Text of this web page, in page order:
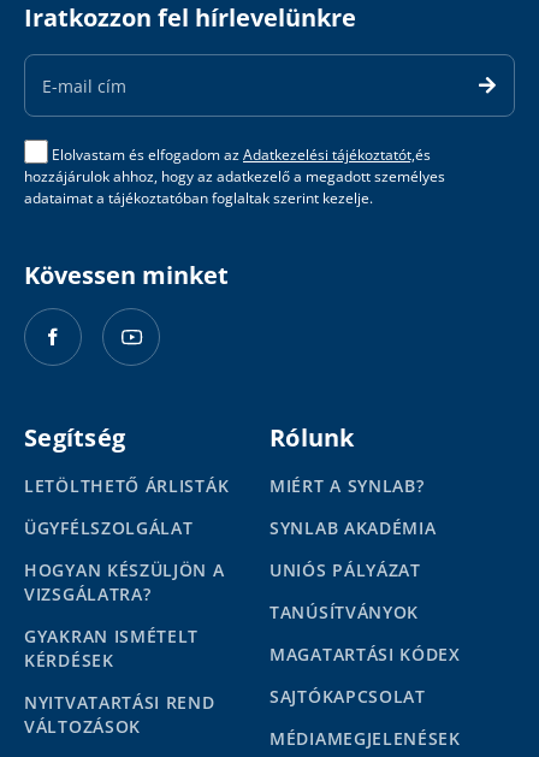
Iratkozzon fel hírlevelünkre
Email
Address
Elolvastam és elfogadom azAdatkezelési tájékoztatót,és
hozzájárulok ahhoz, hogy az adatkezelő a megadott személyes
adataimat a tájékoztatóban foglaltak szerint kezelje.
Kövessen minket
Segítség
LETÖLTHETŐ ÁRLISTÁK
ÜGYFÉLSZOLGÁLAT
HOGYAN KÉSZÜLJÖN A
VIZSGÁLATRA?
GYAKRAN ISMÉTELT
KÉRDÉSEK
NYITVATARTÁSI REND
VÁLTOZÁSOK
Rólunk
MIÉRT A SYNLAB?
SYNLAB AKADÉMIA
UNIÓS PÁLYÁZAT
TANÚSÍTVÁNYOK
MAGATARTÁSI KÓDEX
SAJTÓKAPCSOLAT
MÉDIAMEGJELENÉSEK